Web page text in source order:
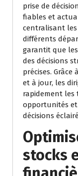
prise de
fiables et
centralisant
différents
garantit que
des décisions
précises.
et à jour, les
rapidement les
opportunités et
décisions
stocks